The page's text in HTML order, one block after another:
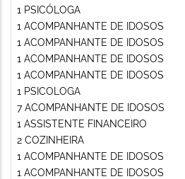
1 PSICÓLOGA
1 ACOMPANHANTE DE IDOSOS
1 ACOMPANHANTE DE IDOSOS
1 ACOMPANHANTE DE IDOSOS
1 ACOMPANHANTE DE IDOSOS
1 PSICOLOGA
7 ACOMPANHANTE DE IDOSOS
1 ASSISTENTE FINANCEIRO
2 COZINHEIRA
1 ACOMPANHANTE DE IDOSOS
1 ACOMPANHANTE DE IDOSOS